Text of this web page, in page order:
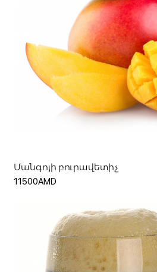
Մանգոյի բուրավետիչ
11500AMD
Ավելացնել